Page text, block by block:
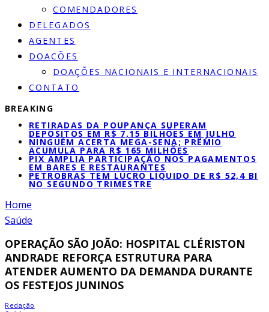
COMENDADORES
DELEGADOS
AGENTES
DOACÕES
DOAÇÕES NACIONAIS E INTERNACIONAIS
CONTATO
BREAKING
RETIRADAS DA POUPANÇA SUPERAM
DEPÓSITOS EM R$ 7,15 BILHÕES EM JULHO
NINGUÉM ACERTA MEGA-SENA; PRÊMIO
ACUMULA PARA R$ 165 MILHÕES
PIX AMPLIA PARTICIPAÇÃO NOS PAGAMENTOS
EM BARES E RESTAURANTES
PETROBRAS TEM LUCRO LÍQUIDO DE R$ 52,4 BI
NO SEGUNDO TRIMESTRE
Home
Saúde
OPERAÇÃO SÃO JOÃO: HOSPITAL CLÉRISTON
ANDRADE REFORÇA ESTRUTURA PARA
ATENDER AUMENTO DA DEMANDA DURANTE
OS FESTEJOS JUNINOS
Redação